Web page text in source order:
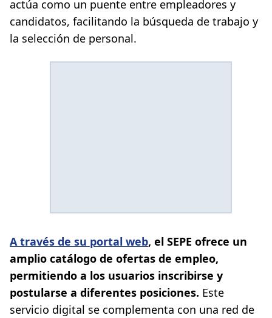
actúa como un puente entre empleadores y
candidatos, facilitando la búsqueda de trabajo y
la selección de personal.
A través de su portal web, el SEPE ofrece un
amplio catálogo de ofertas de empleo,
permitiendo a los usuarios inscribirse y
postularse a diferentes posiciones. Este
servicio digital se complementa con una red de